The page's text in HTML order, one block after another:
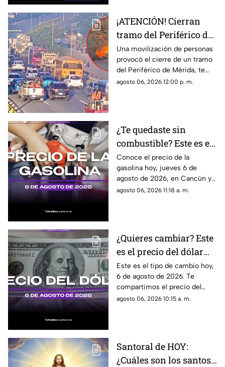
¡ATENCIÓN! Cierran
tramo del Periférico de
Mérida; esta la razón y
las vías alternas
Una movilización de personas
provocó el cierre de un tramo
del Periférico de Mérida, te
contamos la razón y cuáles son
agosto 06, 2026 12:00 p. m.
¿Te quedaste sin
combustible? Este es el
precio de la gasolina en
Quintana Roo HOY,
jueves 6 de agosto de
2026
Conoce el precio de la
gasolina hoy, jueves 6 de
agosto de 2026, en Cancún y
el resto de Quintana Roo. Este
agosto 06, 2026 11:18 a. m.
¿Quieres cambiar? Este
es el precio del dólar
estadounidense HOY, 6
de agosto de 2026 en
Cancún
Este es el tipo de cambio hoy,
6 de agosto de 2026. Te
compartimos el precio del
dólar hoy en Cancún, así como
agosto 06, 2026 10:15 a. m.
Santoral de HOY:
¿Cuáles son los santos